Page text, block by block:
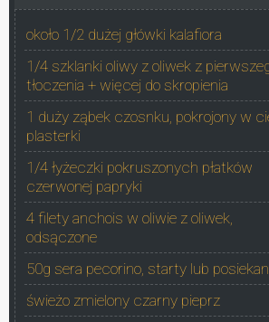
około 1/2 dużej główki kalafiora
1/4 szklanki oliwy z oliwek z
tłoczenia + więcej do skropienia
1 duży ząbek czosnku, pokrojony w
plasterki
1/4 łyżeczki pokruszonych płatków
czerwonej papryki
4 filety anchois w oliwie z oliwek,
odsączone
50g sera pecorino, starty lub
świeżo zmielony czarny pieprz